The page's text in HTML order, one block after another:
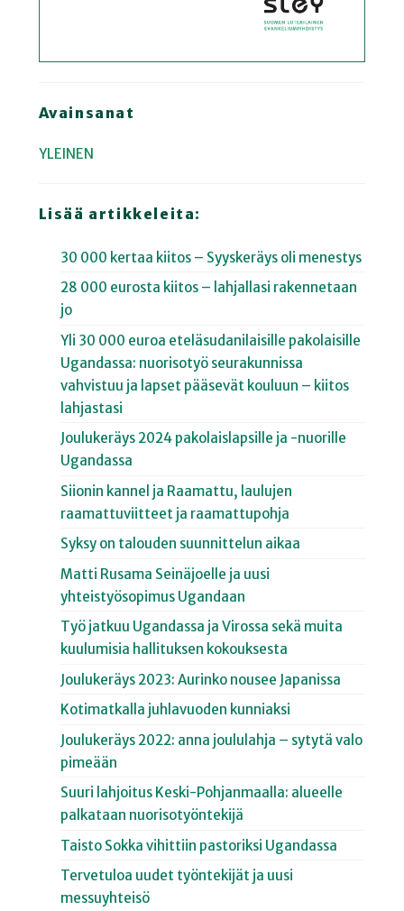
Avainsanat
YLEINEN
Lisää artikkeleita:
30 000 kertaa kiitos – Syyskeräys oli menestys
28 000 eurosta kiitos – lahjallasi rakennetaan
jo
Yli 30 000 euroa eteläsudanilaisille pakolaisille
Ugandassa: nuorisotyö seurakunnissa
vahvistuu ja lapset pääsevät kouluun – kiitos
lahjastasi
Joulukeräys 2024 pakolaislapsille ja -nuorille
Ugandassa
Siionin kannel ja Raamattu, laulujen
raamattuviitteet ja raamattupohja
Syksy on talouden suunnittelun aikaa
Matti Rusama Seinäjoelle ja uusi
yhteistyösopimus Ugandaan
Työ jatkuu Ugandassa ja Virossa sekä muita
kuulumisia hallituksen kokouksesta
Joulukeräys 2023: Aurinko nousee Japanissa
Kotimatkalla juhlavuoden kunniaksi
Joulukeräys 2022: anna joululahja – sytytä valo
pimeään
Suuri lahjoitus Keski-Pohjanmaalla: alueelle
palkataan nuorisotyöntekijä
Taisto Sokka vihittiin pastoriksi Ugandassa
Tervetuloa uudet työntekijät ja uusi
messuyhteisö